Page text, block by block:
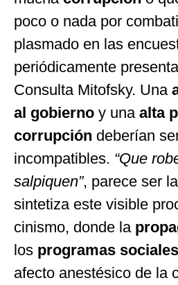
poco o nada por
plasmado en las
periódicamente
Consulta Mitofsky. Una
al gobierno y una alta
corrupción deberían
incompatibles. “Que
salpiquen”, parece ser
sintetiza este visible
cinismo, donde la
los programas sociales
afecto anestésico de la